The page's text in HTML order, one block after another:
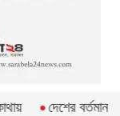
দেশের বর্তমান